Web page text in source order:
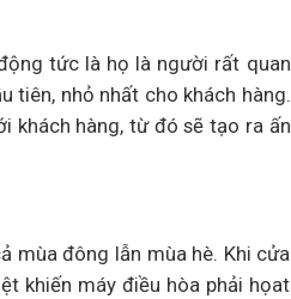
tức là họ là người rất quan
tiên, nhỏ nhất cho khách hàng.
khách hàng, từ đó sẽ tạo ra ấn
mùa đông lẫn mùa hè. Khi cửa
khiến máy điều hòa phải họat